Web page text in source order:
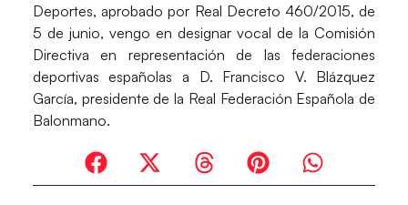
Deportes, aprobado por Real Decreto 460/2015, de
5 de junio, vengo en designarvocal de la Comisión
Directiva en representación de las federaciones
deportivas españolas a D. Francisco V. Blázquez
García, presidente de la Real Federación Española de
Balonmano.